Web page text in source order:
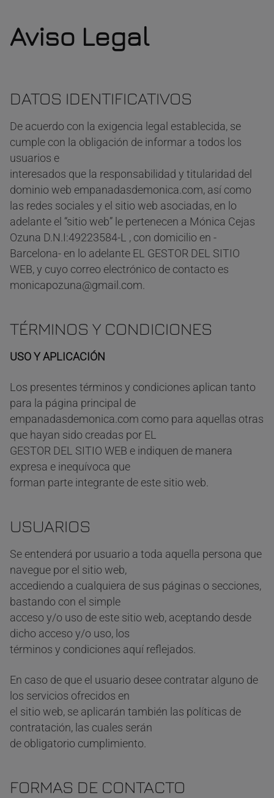
contenido
Aviso Legal
DATOS IDENTIFICATIVOS
De acuerdo con la exigencia legal establecida, se
cumple con la obligación de informar a todos los
usuarios e
interesados que la responsabilidad y titularidad del
dominio web empanadasdemonica.com, así como
las redes sociales y el sitio web asociadas, en lo
adelante el “sitio web” le pertenecen a Mónica Cejas
Ozuna D.N.I:49223584-L , con domicilio en -
Barcelona- en lo adelante EL GESTOR DEL SITIO
WEB, y cuyo correo electrónico de contacto es
monicapozuna@gmail.com.
TÉRMINOS Y CONDICIONES
USO Y APLICACIÓN
Los presentes términos y condiciones aplican tanto
para la página principal de
empanadasdemonica.com como para aquellas otras
que hayan sido creadas por EL
GESTOR DEL SITIO WEB e indiquen de manera
expresa e inequívoca que
forman parte integrante de este sitio web.
USUARIOS
Se entenderá por usuario a toda aquella persona que
navegue por el sitio web,
accediendo a cualquiera de sus páginas o secciones,
bastando con el simple
acceso y/o uso de este sitio web, aceptando desde
dicho acceso y/o uso, los
términos y condiciones aquí reflejados.
En caso de que el usuario desee contratar alguno de
los servicios ofrecidos en
el sitio web, se aplicarán también las políticas de
contratación, las cuales serán
de obligatorio cumplimiento.
FORMAS DE CONTACTO